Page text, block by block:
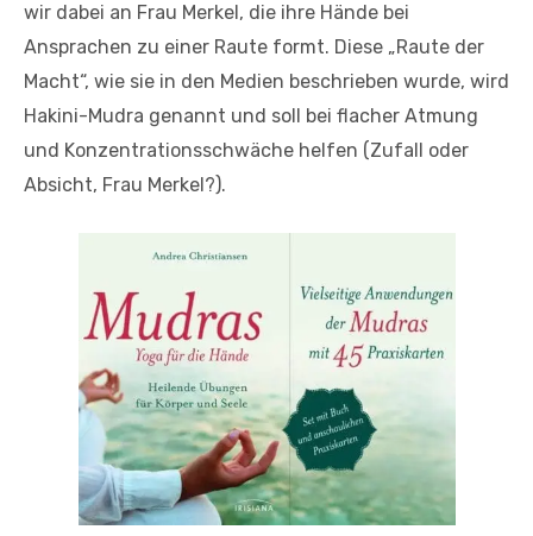
wir dabei an Frau Merkel, die ihre Hände bei
Ansprachen zu einer Raute formt. Diese „Raute der
Macht“, wie sie in den Medien beschrieben wurde, wird
Hakini-Mudra genannt und soll bei flacher Atmung
und Konzentrationsschwäche helfen (Zufall oder
Absicht, Frau Merkel?).